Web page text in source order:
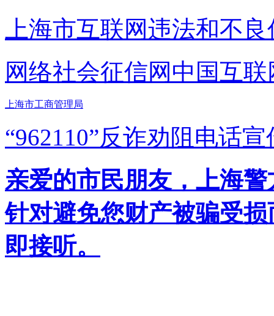
上海市互联网违法和不
网络社会征信网 中国互
上海市工商管理局
“962110”反诈劝阻电话宣
亲爱的市民朋友，上海
针对避免您财产被骗受
即接听。